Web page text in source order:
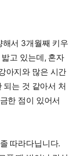
서 3개월째 키우
고 있는데, 혼자
아지와 많은 시간
되는 것 같아서 처
한 점이 있어서
따라다닙니다.